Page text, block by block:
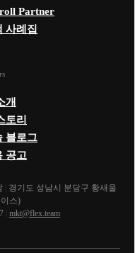
Partner
사례집
개
토리
블로그
공고
경기도 성남시 분당구 황새울
스)
mkt@flex.team